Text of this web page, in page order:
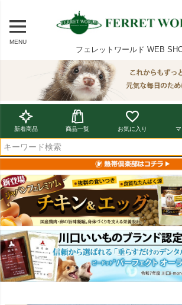
MENU
フェレットワールド WEB
新着商品 商品一覧 お気に入り